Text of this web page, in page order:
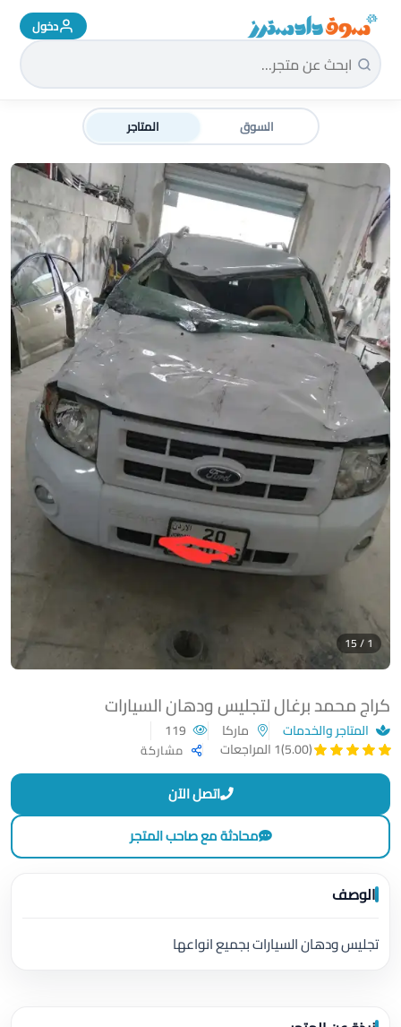
سوق دادسترز الرئيسية دخول
السوق المتاجر
كراج محمد برغال لتجليس ودهان السيارات
المتاجر والخدمات ماركا
(5.00)
1 المراجعات مشاركة
1 / 15
اتصل الآن
محادثة مع صاحب المتجر
الوصف
تجليس ودهان السيارات بجميع انواعها